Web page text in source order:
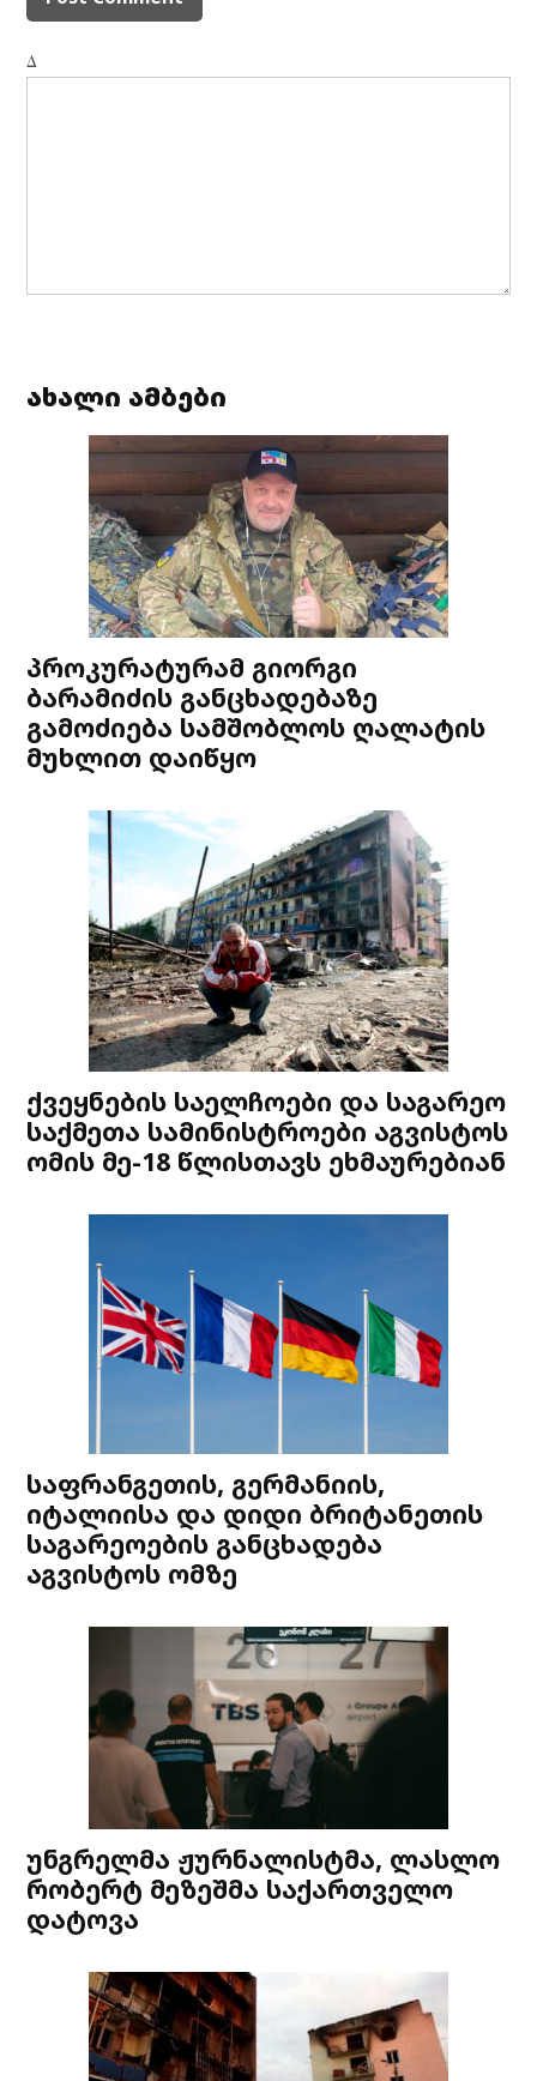
Δ
ახალი ამბები
პროკურატურამ გიორგი
ბარამიძის განცხადებაზე
გამოძიება სამშობლოს ღალატის
მუხლით დაიწყო
ქვეყნების საელჩოები და საგარეო
საქმეთა სამინისტროები აგვისტოს
ომის მე-18 წლისთავს ეხმაურებიან
საფრანგეთის, გერმანიის,
იტალიისა და დიდი ბრიტანეთის
საგარეოების განცხადება
აგვისტოს ომზე
უნგრელმა ჟურნალისტმა, ლასლო
რობერტ მეზეშმა საქართველო
დატოვა